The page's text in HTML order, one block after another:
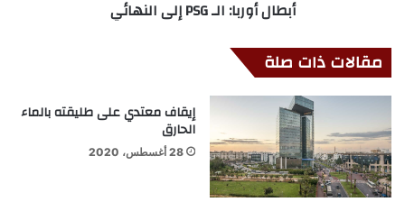
أبطال أوربا: الـ PSG إلى النهائي
مقالات ذات صلة
إيقاف معتدي على طليقته بالماء
الحارق
28 أغسطس، 2020